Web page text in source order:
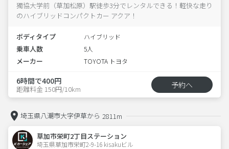
獨協大学前（草加松原）駅徒歩3分でレンタルできる！軽快な走り
のハイブリッドコンパクトカー アクア！
ボディタイプ ハイブリッド
乗車人数 5人
メーカー TOYOTA トヨタ
6時間で400円
距離料金 150円/10km 予約へ
埼玉県八潮市大字伊草から 2811m
草加市栄町2丁目ステーション
埼玉県草加市栄町2-9-16 kisakuビル